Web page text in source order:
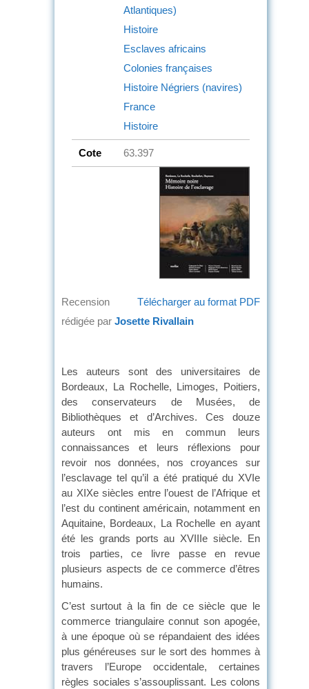
Atlantiques)
Histoire
Esclaves africains
Colonies françaises
Histoire Négriers (navires)
France
Histoire
Cote 63.397
Télécharger au format PDF
Recension
rédigée par Josette Rivallain
Les auteurs sont des universitaires de
Bordeaux, La Rochelle, Limoges, Poitiers,
des conservateurs de Musées, de
Bibliothèques et d’Archives. Ces douze
auteurs ont mis en commun leurs
connaissances et leurs réflexions pour
revoir nos données, nos croyances sur
l’esclavage tel qu’il a été pratiqué du XVIe
au XIXe siècles entre l’ouest de l’Afrique et
l’est du continent américain, notamment en
Aquitaine, Bordeaux, La Rochelle en ayant
été les grands ports au XVIIIe siècle. En
trois parties, ce livre passe en revue
plusieurs aspects de ce commerce d’êtres
humains.
C’est surtout à la fin de ce siècle que le
commerce triangulaire connut son apogée,
à une époque où se répandaient des idées
plus généreuses sur le sort des hommes à
travers l’Europe occidentale, certaines
règles sociales s’assouplissant. Les colons